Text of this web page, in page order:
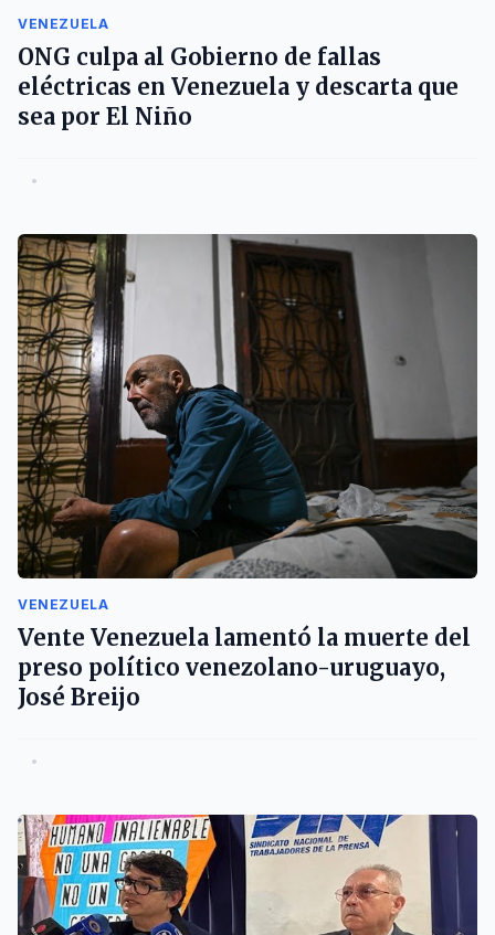
VENEZUELA
ONG culpa al Gobierno de fallas
eléctricas en Venezuela y descarta que
sea por El Niño
•
VENEZUELA
Vente Venezuela lamentó la muerte del
preso político venezolano-uruguayo,
José Breijo
•